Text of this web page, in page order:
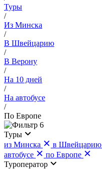
Туры
/
Из Минска
/
В Швейцарию
/
В Верону
/
На 10 дней
/
На автобусе
/
По Европе
6
Туры
из Минска
в Швейцарию
автобусе
по Европе
Туроператор